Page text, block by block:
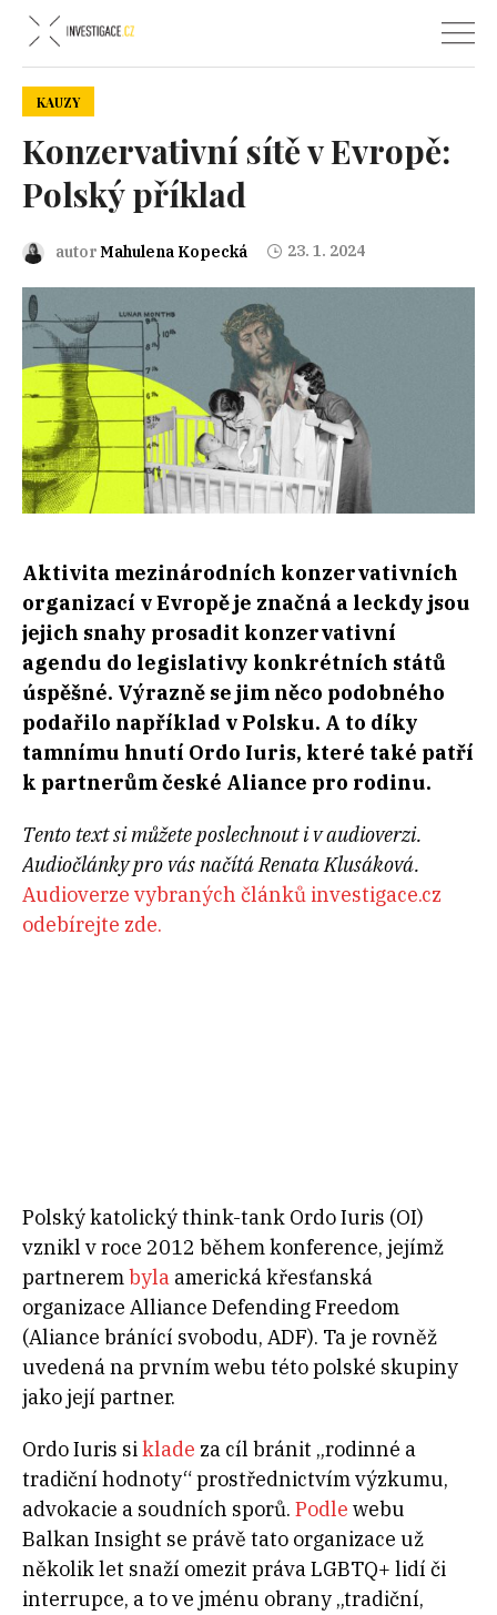
KAUZY
Konzervativní sítě v Evropě:
Polský příklad
autorMahulena Kopecká 23. 1. 2024
Aktivita mezinárodních konzervativních
organizací v Evropě je značná a leckdy jsou
jejich snahy prosadit konzervativní
agendu do legislativy konkrétních států
úspěšné. Výrazně se jim něco podobného
podařilo například v Polsku. A to díky
tamnímu hnutí Ordo Iuris, které také patří
k partnerům české Aliance pro rodinu.
Tento text si můžete poslechnout i v audioverzi.
Audiočlánky pro vás načítá Renata Klusáková.
Audioverze vybraných článků investigace.cz
odebírejte zde.
Polský katolický think-tank Ordo Iuris (OI)
vznikl v roce 2012 během konference, jejímž
partnerembyla americká křesťanská
organizace Alliance Defending Freedom
(Aliance bránící svobodu, ADF). Ta je rovněž
uvedená na prvním webu této polské skupiny
jako její partner.
Ordo Iuris siklade za cíl bránit „rodinné a
tradiční hodnoty“ prostřednictvím výzkumu,
advokacie a soudních sporů. Podle webu
Balkan Insight se právě tato organizace už
několik let snaží omezit práva LGBTQ+ lidí či
interrupce, a to ve jménu obrany „tradiční,